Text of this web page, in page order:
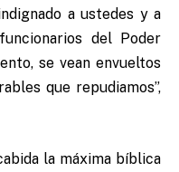
a ustedes y a
del Poder
se vean envueltos
que repudiamos”,
la máxima bíblica